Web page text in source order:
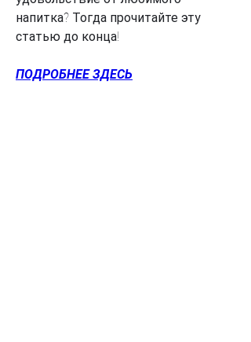
напитка? Тогда прочитайте эту
статью до конца!
ПОДРОБНЕЕ ЗДЕСЬ